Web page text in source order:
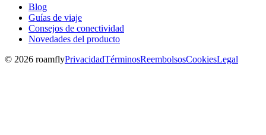
Blog
Guías de viaje
Consejos de conectividad
Novedades del producto
© 2026 roamflyPrivacidadTérminosReembolsosCookiesLegal